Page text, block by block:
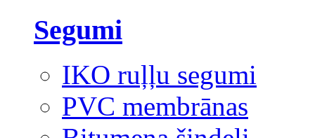
Segumi
IKO ruļļu segumi
PVC membrānas